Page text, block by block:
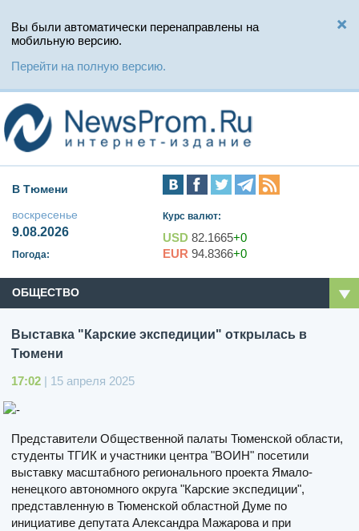
Вы были автоматически перенаправлены на
мобильную версию.
Перейти на полную версию.
В Тюмени
воскресенье
9.08.2026
Погода:
Курс валют:
USD 82.1665+0
EUR 94.8366+0
ОБЩЕСТВО
Выставка "Карские экспедиции" открылась в
Тюмени
17:02 | 15 апреля 2025
Представители Общественной палаты Тюменской области,
студенты ТГИК и участники центра "ВОИН" посетили
выставку масштабного регионального проекта Ямало-
ненецкого автономного округа "Карские экспедиции",
представленную в Тюменской областной Думе по
инициативе депутата Александра Мажарова и при